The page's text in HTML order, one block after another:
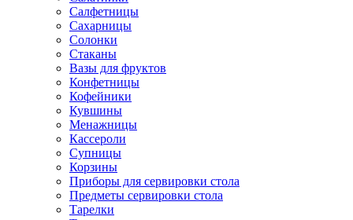
Салфетницы
Сахарницы
Солонки
Стаканы
Вазы для фруктов
Конфетницы
Кофейники
Кувшины
Менажницы
Кассероли
Супницы
Корзины
Приборы для сервировки стола
Предметы сервировки стола
Тарелки